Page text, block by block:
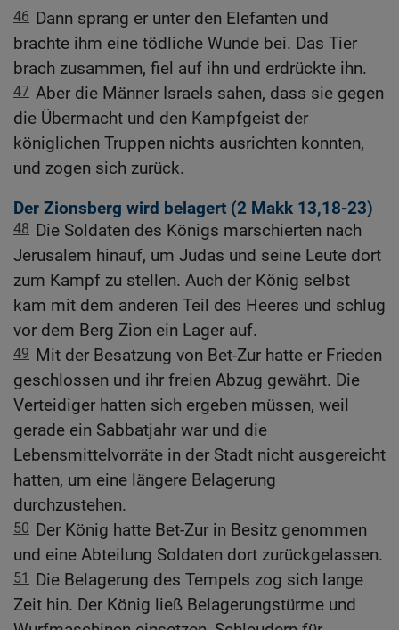
46 Dann sprang er unter den Elefanten und
brachte ihm eine tödliche Wunde bei. Das Tier
brach zusammen, fiel auf ihn und erdrückte ihn.
47 Aber die Männer Israels sahen, dass sie gegen
die Übermacht und den Kampfgeist der
königlichen Truppen nichts ausrichten konnten,
und zogen sich zurück.
Der Zionsberg wird belagert (2 Makk 13,18-23)
48 Die Soldaten des Königs marschierten nach
Jerusalem hinauf, um Judas und seine Leute dort
zum Kampf zu stellen. Auch der König selbst
kam mit dem anderen Teil des Heeres und schlug
vor dem Berg Zion ein Lager auf.
49 Mit der Besatzung von Bet-Zur hatte er Frieden
geschlossen und ihr freien Abzug gewährt. Die
Verteidiger hatten sich ergeben müssen, weil
gerade ein Sabbatjahr war und die
Lebensmittelvorräte in der Stadt nicht ausgereicht
hatten, um eine längere Belagerung
durchzustehen.
50 Der König hatte Bet-Zur in Besitz genommen
und eine Abteilung Soldaten dort zurückgelassen.
51 Die Belagerung des Tempels zog sich lange
Zeit hin. Der König ließ Belagerungstürme und